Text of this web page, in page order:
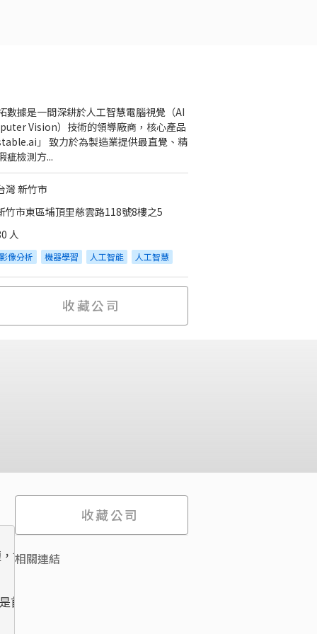
數據是一間深耕於人工智慧電腦視覺（AI
Vision）技術的領導廠商，核心產品
」 致力於為製造業提供最直覺、精
疵檢測方...
灣 新竹市
竹市東區埔頂里慈雲路118號8樓之5
人
影像分析 機器學習 人工智能 人工智慧
收藏公司
協助多家企業在極短時間內完成「無痛上線」，大幅提升檢
家獲得 【東京都政府補助】 的台灣 AI 新創公司，這份肯
收藏公司
相關連結